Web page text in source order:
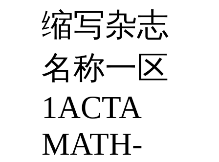
缩写杂志
名称一区
1ACTA
MATH-